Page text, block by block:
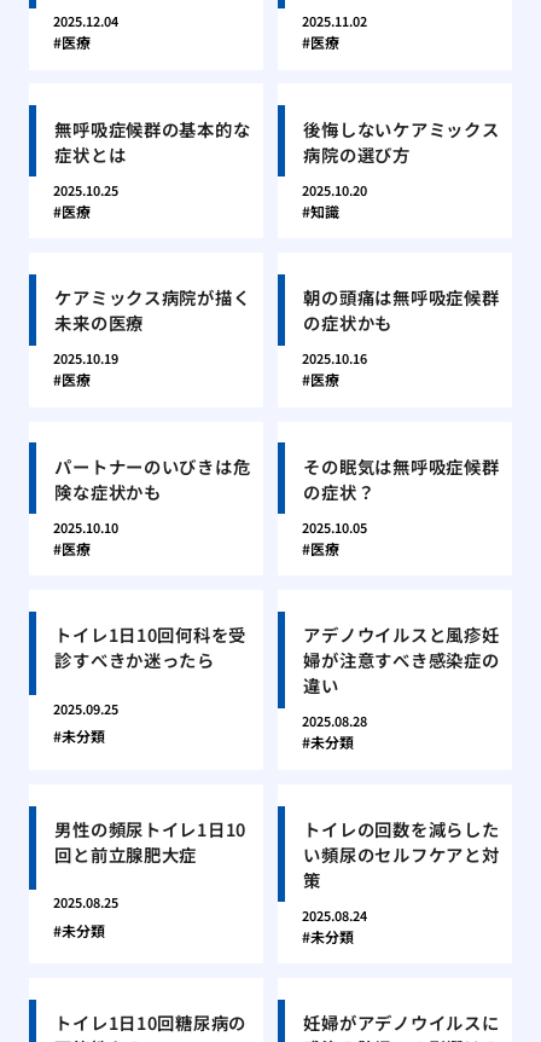
2025.12.04
医療
2025.11.02
医療
無呼吸症候群の基本的な
症状とは
2025.10.25
医療
後悔しないケアミックス
病院の選び方
2025.10.20
知識
ケアミックス病院が描く
未来の医療
2025.10.19
医療
朝の頭痛は無呼吸症候群
の症状かも
2025.10.16
医療
パートナーのいびきは危
険な症状かも
2025.10.10
医療
その眠気は無呼吸症候群
の症状？
2025.10.05
医療
トイレ1日10回何科を受
診すべきか迷ったら
2025.09.25
未分類
アデノウイルスと風疹妊
婦が注意すべき感染症の
違い
2025.08.28
未分類
男性の頻尿トイレ1日10
回と前立腺肥大症
2025.08.25
未分類
トイレの回数を減らした
い頻尿のセルフケアと対
策
2025.08.24
未分類
トイレ1日10回糖尿病の
妊婦がアデノウイルスに